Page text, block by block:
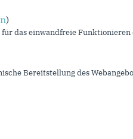
Im Web
CDU Deutschlands
)
das einwandfreie Funktionieren
Bereitstellung des